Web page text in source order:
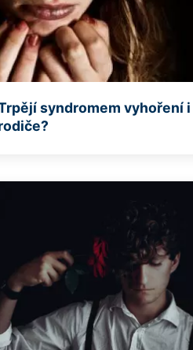
syndromem vyhoření i